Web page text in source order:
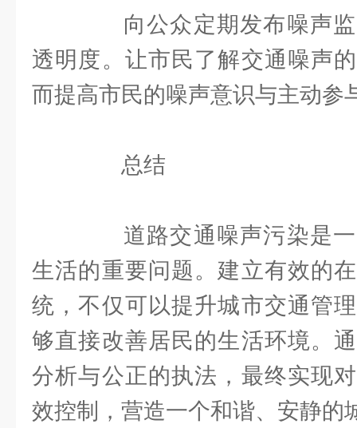
向公众定期发布噪声监
透明度。让市民了解交通噪声
而提高市民的噪声意识与主动参
总结
道路交通噪声污染是一
生活的重要问题。建立有效的
统，不仅可以提升城市交通管
够直接改善居民的生活环境。
分析与公正的执法，最终实现
效控制，营造一个和谐、安静的